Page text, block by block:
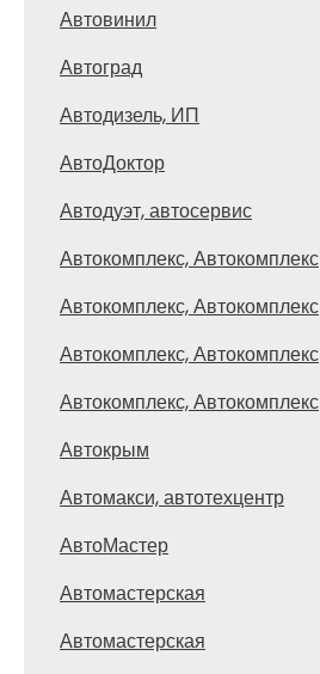
Автовинил
Автоград
Автодизель, ИП
АвтоДоктор
Автодуэт, автосервис
Автокомплекс, Автокомплекс
Автокомплекс, Автокомплекс
Автокомплекс, Автокомплекс
Автокомплекс, Автокомплекс
Автокрым
Автомакси, автотехцентр
АвтоМастер
Автомастерская
Автомастерская